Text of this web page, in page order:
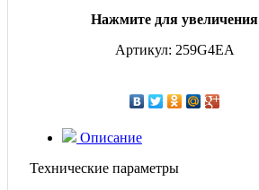
Нажмите для увеличения
Артикул: 259G4EA
Описание
Технические параметры